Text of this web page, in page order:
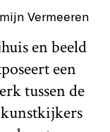
Vermeeren
en beeld
een
tussen de